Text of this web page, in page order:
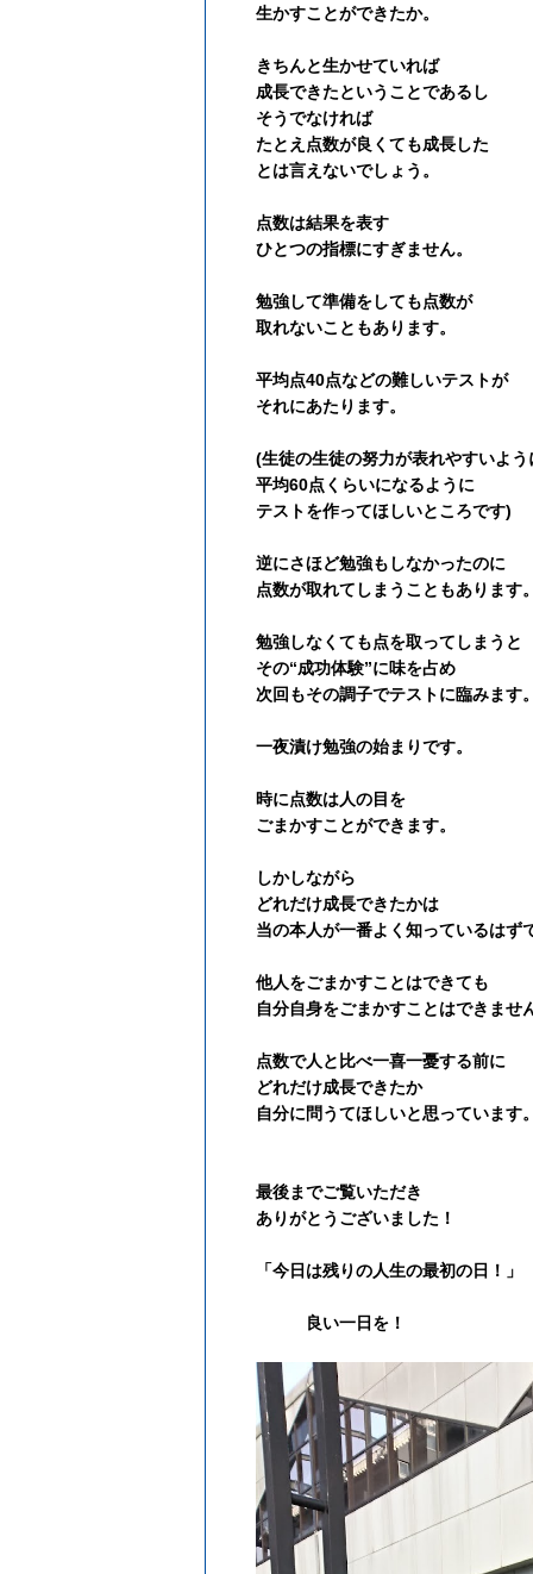
生かすことができたか。
きちんと生かせていれば
成長できたということであるし
そうでなければ
たとえ点数が良くても成長した
とは言えないでしょう。
点数は結果を表す
ひとつの指標にすぎません。
勉強して準備をしても点数が
取れないこともあります。
平均点40点などの難しいテストが
それにあたります。
(生徒の生徒の努力が表れやすいよう
平均60点くらいになるように
テストを作ってほしいところです)
逆にさほど勉強もしなかったのに
点数が取れてしまうこともあります
勉強しなくても点を取ってしまうと
その“成功体験”に味を占め
次回もその調子でテストに臨みます
一夜漬け勉強の始まりです。
時に点数は人の目を
ごまかすことができます。
しかしながら
どれだけ成長できたかは
当の本人が一番よく知っているはず
他人をごまかすことはできても
自分自身をごまかすことはできませ
点数で人と比べ一喜一憂する前に
どれだけ成長できたか
自分に問うてほしいと思っています
最後までご覧いただき
ありがとうございました！
「今日は残りの人生の最初の日！」
良い一日を！